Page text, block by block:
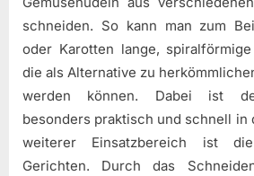
schneiden. So kann man zum
oder Karotten lange,
die als Alternative zu
werden können. Dabei ist
besonders praktisch und schnell in
weiterer Einsatzbereich ist
Gerichten. Durch das